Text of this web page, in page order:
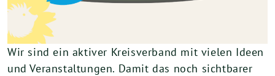
Wir sind ein aktiver Kreisverband mit vielen Ideen
und Veranstaltungen. Damit das noch sichtbarer